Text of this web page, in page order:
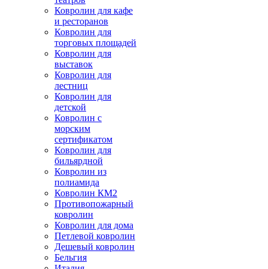
Ковролин для кафе
и ресторанов
Ковролин для
торговых площадей
Ковролин для
выставок
Ковролин для
лестниц
Ковролин для
детской
Ковролин с
морским
сертификатом
Ковролин для
бильярдной
Ковролин из
полиамида
Ковролин КМ2
Противопожарный
ковролин
Ковролин для дома
Петлевой ковролин
Дешевый ковролин
Бельгия